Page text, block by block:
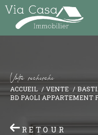
Votre recherche
ACCUEIL VENTE
BD PAOLI APPARTEMENT
RETOUR